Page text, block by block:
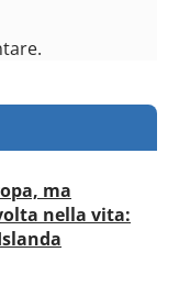
ma
nella vita: